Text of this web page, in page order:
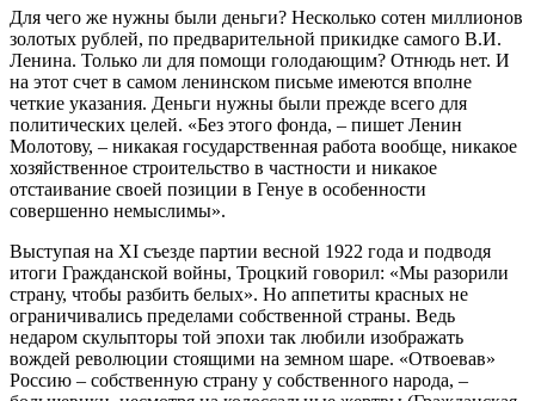
Для чего же нужны были деньги? Несколько сотен миллионов
золотых рублей, по предварительной прикидке самого В.И.
Ленина. Только ли для помощи голодающим? Отнюдь нет. И
на этот счет в самом ленинском письме имеются вполне
четкие указания. Деньги нужны были прежде всего для
политических целей. «Без этого фонда, – пишет Ленин
Молотову, – никакая государственная работа вообще, никакое
хозяйственное строительство в частности и никакое
отстаивание своей позиции в Генуе в особенности
совершенно немыслимы».
Выступая на XI съезде партии весной 1922 года и подводя
итоги Гражданской войны, Троцкий говорил: «Мы разорили
страну, чтобы разбить белых». Но аппетиты красных не
ограничивались пределами собственной страны. Ведь
недаром скульпторы той эпохи так любили изображать
вождей революции стоящими на земном шаре. «Отвоевав»
Россию – собственную страну у собственного народа, –